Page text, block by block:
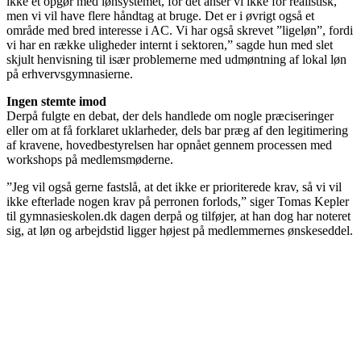
men vi vil have flere håndtag at bruge. Det er i øvrigt også et
område med bred interesse i AC. Vi har også skrevet ”ligeløn”, fordi
vi har en række uligheder internt i sektoren,” sagde hun med slet
skjult henvisning til især problemerne med udmøntning af lokal løn
på erhvervsgymnasierne.
Ingen stemte imod
Derpå fulgte en debat, der dels handlede om nogle præciseringer
eller om at få forklaret uklarheder, dels bar præg af den legitimering
af kravene, hovedbestyrelsen har opnået gennem processen med
workshops på medlemsmøderne.
”Jeg vil også gerne fastslå, at det ikke er prioriterede krav, så vi vil
ikke efterlade nogen krav på perronen forlods,” siger Tomas Kepler
til gymnasieskolen.dk dagen derpå og tilføjer, at han dog har noteret
sig, at løn og arbejdstid ligger højest på medlemmernes ønskeseddel.